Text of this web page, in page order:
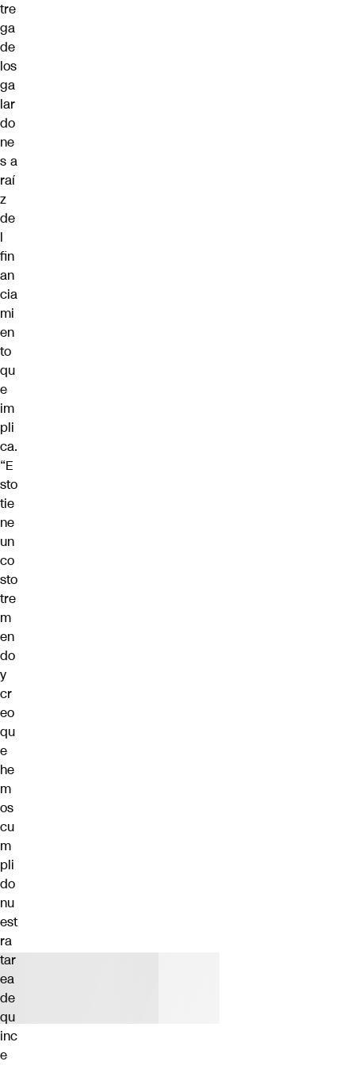
tre
ga
de
los
ga
lar
do
ne
s a
raí
z
de
l
fin
an
cia
mi
en
to
qu
e
im
pli
ca.
“E
sto
tie
ne
un
co
sto
tre
m
en
do
y
cr
eo
qu
e
he
m
os
cu
m
pli
do
nu
est
ra
tar
ea
de
qu
inc
e